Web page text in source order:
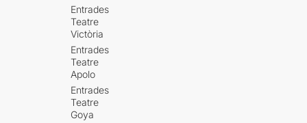
Entrades
Teatre
Victòria
Entrades
Teatre
Apolo
Entrades
Teatre
Goya